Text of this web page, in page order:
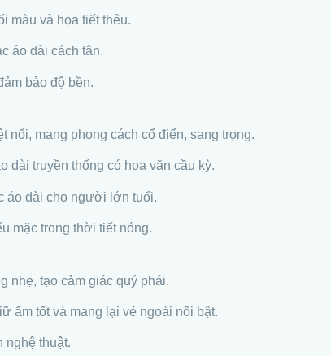
màu và họa tiết thêu.
áo dài cách tân.
bảo độ bền.
nổi, mang phong cách cổ điển, sang trọng.
dài truyền thống có hoa văn cầu kỳ.
áo dài cho người lớn tuổi.
mặc trong thời tiết nóng.
nhẹ, tạo cảm giác quý phái.
ấm tốt và mang lại vẻ ngoài nổi bật.
nghệ thuật.